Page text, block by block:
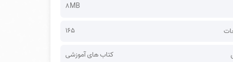
8MB
165
کتاب های آموزشی